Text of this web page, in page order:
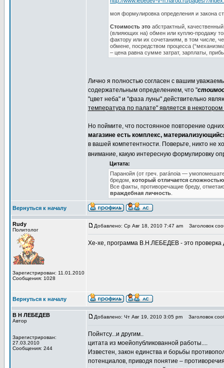
моя формулировка определения и закона
Стоимость это абстрактный,
(влияющих на) обмен или куплю-продажу
фактору или их сочетаниям, в том числе,
обмене, посредством процесса
– цена равна сумме затрат, зарплаты,
Лично я полностью согласен с вашим
содержательным определением, что "
"цвет неба" и "фаза луны" действительно
температура по палате" является в
Но поймите, что постоянное повторение
магазине есть комплекс,
в вашей компетентности. Поверьте, никто не
внимание, какую интересную формулировку
Цитата:
Паранойя (от греч. paránoia —
бредом, который отличается
Все факты, противоречащие бреду,
враждебная личность
Вернуться к началу
Rudy
Политолог
Зарегистрирован: 11.01.2010
Сообщения: 1028
Добавлено: Ср Авг 18, 2010 7:47 am Заголовок
Хе-хе, программа В.Н.ЛЕБЕДЕВ - это проверка
Вернуться к началу
В Н ЛЕБЕДЕВ
Автор
Зарегистрирован:
27.03.2010
Сообщения: 244
Добавлено: Чт Авг 19, 2010 3:05 pm Заголовок
Пойнтсу...и другим..
цитата из моейопубликованной работы....
Известен, закон единства и борьбы
потенциалов, приводя понятие –